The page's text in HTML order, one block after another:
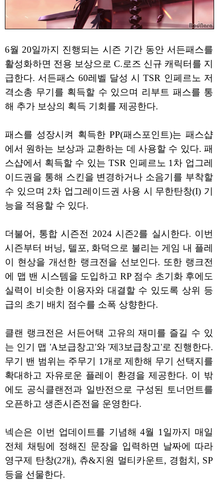
6월 20일까지 진행되는 시즌 기간 동안 서든패스를
활성화하면 전용 보상으로 C.로즈 신규 캐릭터를 지
급한다. 서든패스 60레벨 달성 시 TSR 인페르노 저
격소총 무기를 획득할 수 있으며 리부트 패스를 통
해 추가 보상의 획득 기회를 제공한다.
패스를 성장시켜 획득한 PP(패스포인트)는 패스샵
에서 원하는 보상과 교환하는 데 사용할 수 있다. 패
스샵에서 획득할 수 있는 TSR 인페르노 1차 업그레
이드권을 통해 스킨을 변경하거나 소음기를 부착할
수 있으며 2차 업그레이드권 사용 시 무한탄창(I) 기
능을 적용할 수 있다.
더불어, 통합 시즌전 2024 시즌2를 실시한다. 이번
시즌부터 버닝, 텔포, 화덕으로 불리는 게임 내 플레
이 현상을 개선한 랭크전을 선보인다. 또한 랭크전
에 맵 밴 시스템을 도입하고 RP 점수 초기화 후에도
실력이 비슷한 이용자와 대결할 수 있도록 상위 등
급의 초기 배치 점수를 소폭 상향한다.
클랜 랭크전은 서든어택 고유의 재미를 즐길 수 있
는 인기 맵 'A보급창고'와 '제3보급창고'로 진행한다.
무기 밴 범위는 주무기 1개로 제한해 무기 선택지를
확대하고 자유로운 플레이 환경을 제공한다. 이 밖
에도 공식클랜전과 일반전으로 구성된 토너먼트를
오픈하고 생존시즌전을 운영한다.
넥슨은 이번 업데이트를 기념해 4월 1일까지 매일
전체 채팅에 정해진 문장을 입력하면 날짜에 따라
영구제 탄창(2개), 츄&지원 멀티카운트, 경험치, SP
등을 선물한다.